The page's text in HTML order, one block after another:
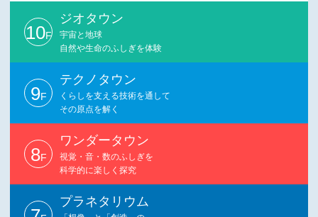
10F
ジオタウン
宇宙と地球
自然や生命のふしぎを体験
9F
テクノタウン
くらしを支える技術を通して
その原点を解く
8F
ワンダータウン
視覚・音・数のふしぎを
科学的に楽しく探究
プラネタリウム